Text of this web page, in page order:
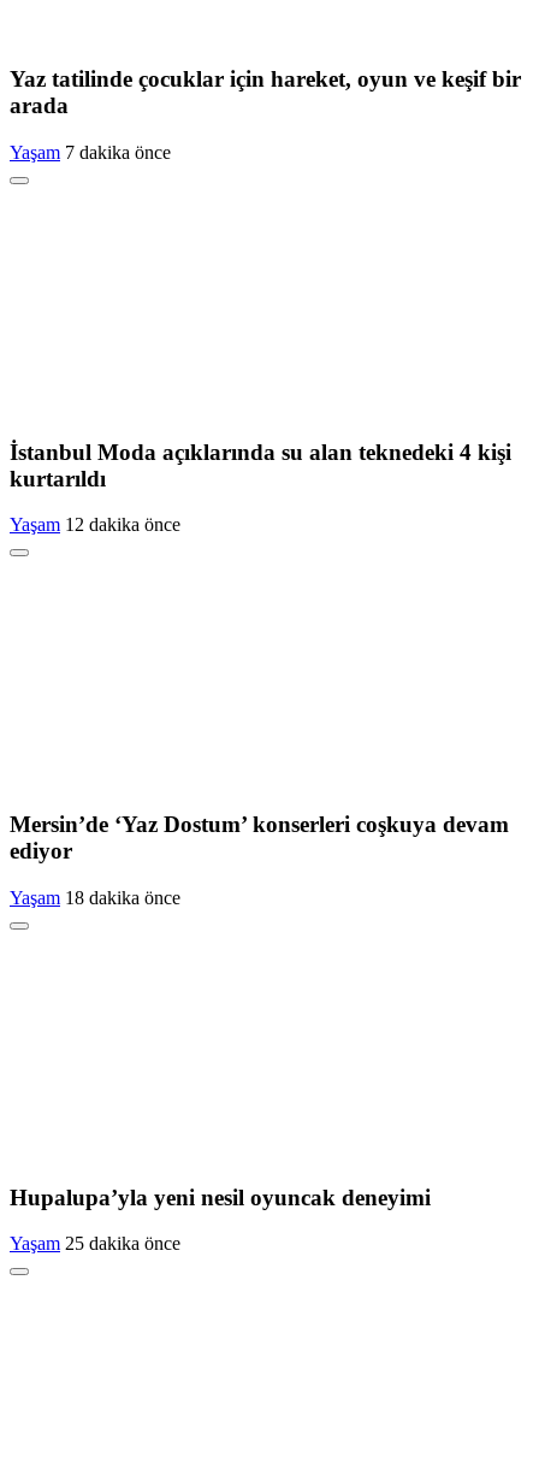
Yaz tatilinde çocuklar için hareket, oyun ve keşif bir
arada
Yaşam 7 dakika önce
İstanbul Moda açıklarında su alan teknedeki 4 kişi
kurtarıldı
Yaşam 12 dakika önce
Mersin’de ‘Yaz Dostum’ konserleri coşkuya devam
ediyor
Yaşam 18 dakika önce
Hupalupa’yla yeni nesil oyuncak deneyimi
Yaşam 25 dakika önce